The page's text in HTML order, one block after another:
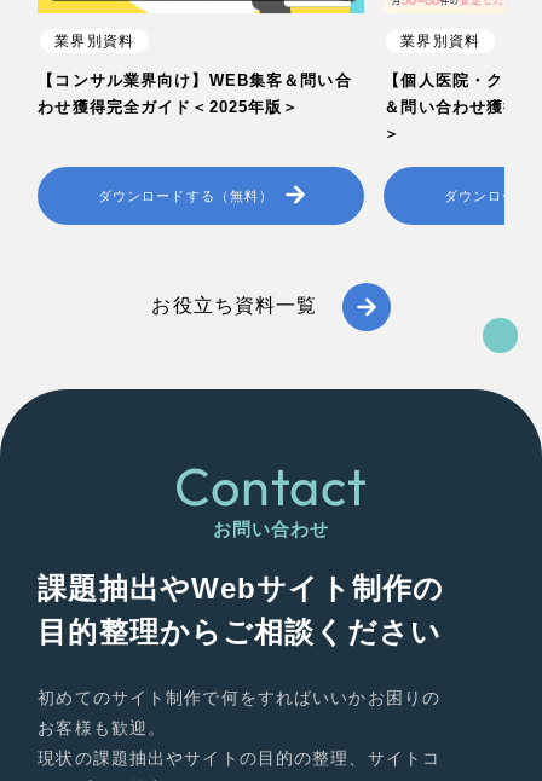
業界別資料
【コンサル業界向け】WEB集客＆問い合
わせ獲得完全ガイド＜2025年版＞
ダウンロードする（無料）
業界別資料
【個人医院・クリ
＆問い合わせ獲得
＞
ダウンロード
お役立ち資料一覧
Contact
お問い合わせ
課題抽出やWebサイト制作の
目的整理からご相談ください
初めてのサイト制作で何をすればいいかお困りの
お客様も歓迎。
現状の課題抽出やサイトの目的の整理、サイトコ